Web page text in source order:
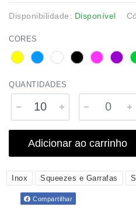
Disponibilidade: Disponível
CORES
QUANTIDADES
Adicionar ao carrinho
Inox Squeezes e Garrafas
Compartilhar